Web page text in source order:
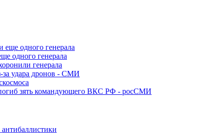
одного генерала
генерала
за удара дронов - СМИ
зять командующего ВКС РФ - росСМИ